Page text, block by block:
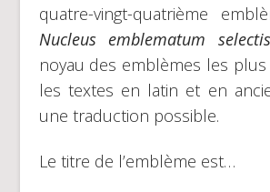
quatre-vingt-quatrième
Nucleus emblematum
noyau des emblèmes les plus
les textes en latin et en
une traduction possible.
Le titre de l’emblème est…